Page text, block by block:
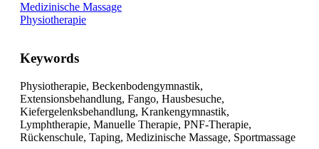
Medizinische Massage
Physiotherapie
Keywords
Physiotherapie, Beckenbodengymnastik,
Extensionsbehandlung, Fango, Hausbesuche,
Kiefergelenksbehandlung, Krankengymnastik,
Lymphtherapie, Manuelle Therapie, PNF-Therapie,
Rückenschule, Taping, Medizinische Massage, Sportmassage